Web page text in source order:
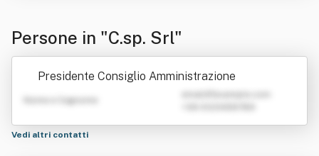
Persone in "C.sp. Srl"
Presidente Consiglio Amministrazione
Nome e Cognome
Vedi altri contatti